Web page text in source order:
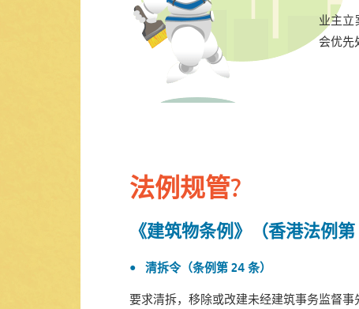
业主立
会优先
法例规管?
《建筑物条例》（香港法例第
清拆令（条例第 24 条）
要求清拆，移除或改建未经建筑事务监督